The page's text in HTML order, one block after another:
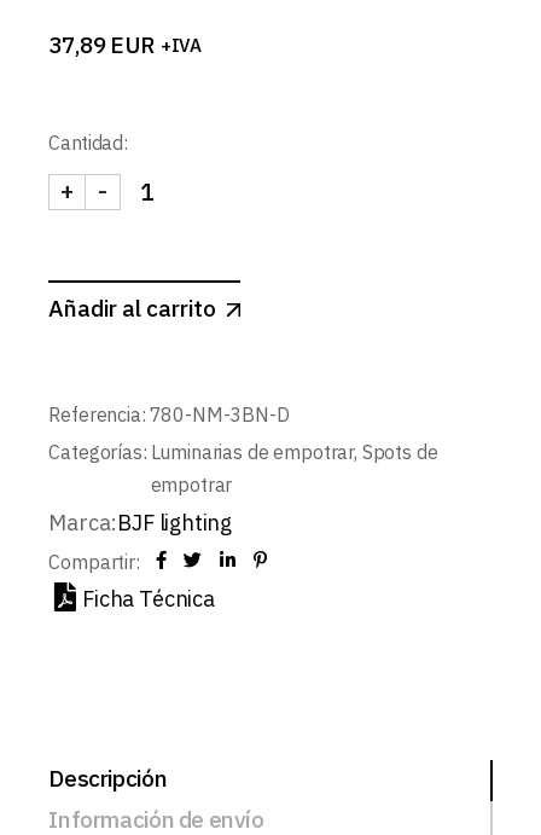
37,89 EUR +IVA
Cantidad:
SPOTMINI REDONDO BASIC Ø44mm
-
+
Añadir al carrito
Referencia: 780-NM-3BN-D
Categorías: Luminarias de empotrar, Spots de
empotrar
Marca:BJF lighting
Compartir:
Ficha Técnica
Descripción
Información de envío